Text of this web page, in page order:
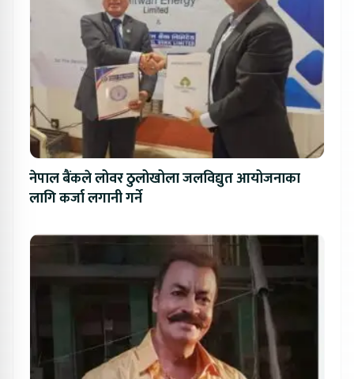
नेपाल बैंकले लोवर ठुलोखोला जलविद्युत आयोजनाका
लागि कर्जा लगानी गर्ने